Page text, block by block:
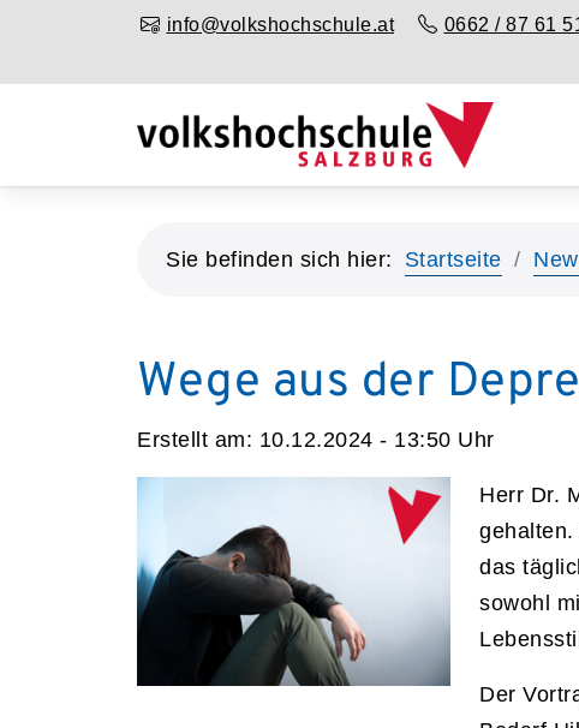
info@volkshochschule.at 0662 / 87 61
Sie befinden sich hier: Startseite
Wege aus der
Erstellt am: 10.12.2024 - 13:50 Uhr
Herr Dr.
das
sowohl
Der